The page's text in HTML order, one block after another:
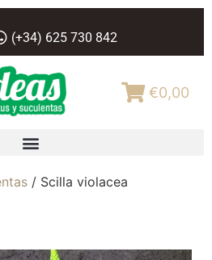
(+34) 625 730 842
€0,00
/ Scilla violacea